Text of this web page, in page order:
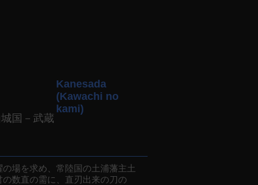
国－武蔵
Kanesada
(Kawachi no
kami)
場を求め、常陸国の土浦藩主土
数直の需に、直刃出来の刀の